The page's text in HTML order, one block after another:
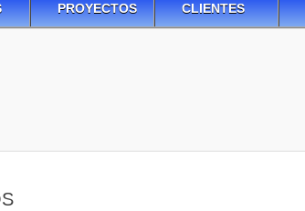
PROYECTOS CLIENTES